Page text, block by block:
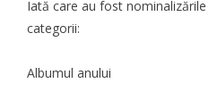
Iată care au fost nominalizările
categorii:
Albumul anului